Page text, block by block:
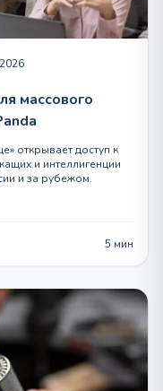
массового
открывает доступ к
и интеллигенции
и за рубежом.
5 мин